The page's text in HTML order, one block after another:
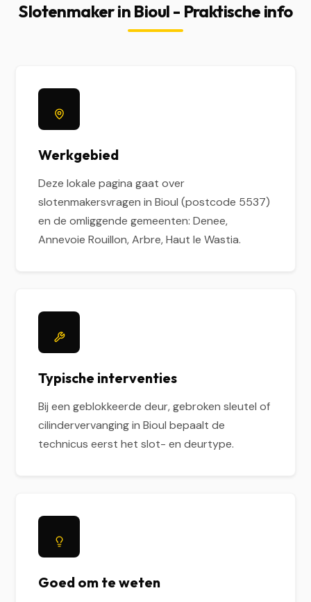
Slotenmaker in Bioul - Praktische info
Werkgebied
Deze lokale pagina gaat over
slotenmakersvragen in Bioul (postcode 5537)
en de omliggende gemeenten: Denee,
Annevoie Rouillon, Arbre, Haut le Wastia.
Typische interventies
Bij een geblokkeerde deur, gebroken sleutel of
cilindervervanging in Bioul bepaalt de
technicus eerst het slot- en deurtype.
Goed om te weten